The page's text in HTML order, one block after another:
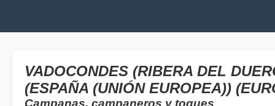
VADOCONDES (RIBERA DEL
(ESPAÑA (UNIÓN EUROPEA))
Campanas, campaneros y toques